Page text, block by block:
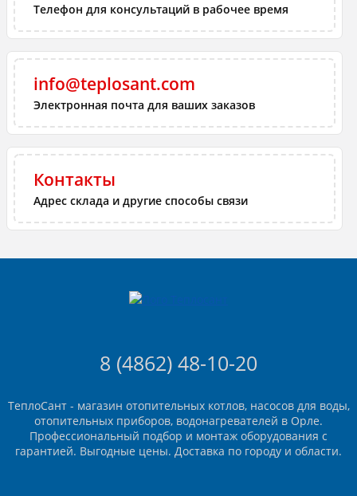
Телефон для консультаций в рабочее время
info@teplosant.com
Электронная почта для ваших заказов
Контакты
Адрес склада и другие способы связи
8 (4862) 48-10-20
ТеплоСант - магазин отопительных котлов, насосов для воды,
отопительных приборов, водонагревателей в Орле.
Профессиональный подбор и монтаж оборудования с
гарантией. Выгодные цены. Доставка по городу и области.